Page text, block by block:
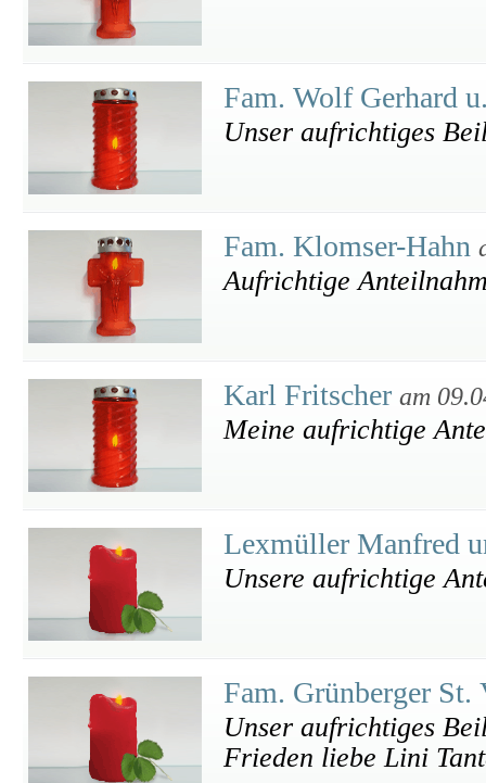
Fam. Wolf Gerhard
Unser aufrichtiges
Fam. Klomser-Hahn
Aufrichtige
Karl Fritscher am
Meine aufrichtige
Lexmüller Manfred
Unsere aufrichtige
Fam. Grünberger
Unser aufrichtiges
Frieden liebe Lini